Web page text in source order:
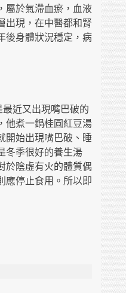
屬於氣滯血瘀，血液
出現，在中醫都和腎
後身體狀況穩定，病
近又出現嘴巴破的
他煮一鍋桂圓紅豆湯
開始出現嘴巴破、睡
冬季很好的養生湯
於陰虛有火的體質偶
應停止食用。所以即